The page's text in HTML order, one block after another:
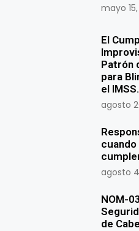
mayo
El
Patrón
para
el IMSS.
agosto
agosto
NOM-
de